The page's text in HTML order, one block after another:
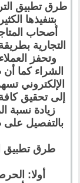
طرق تطبيق
بتنفيذها
أصحاب
التجارية
وتحفز
الشراء كما
الإلكتروني
إلى تحقيق
زيادة نسبة
بالتفصيل على
طرق تطبيق
أولا: